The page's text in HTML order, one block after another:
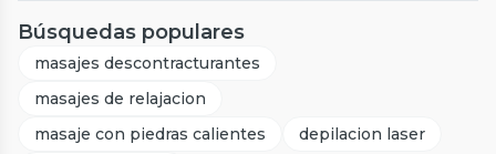
Búsquedas populares
masajes descontracturantes
masajes de relajacion
masaje con piedras calientes
depilacion laser